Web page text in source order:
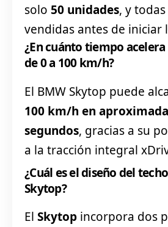
solo 50 unidades, y
vendidas antes de iniciar
¿En cuánto tiempo
de 0 a 100 km/h?
El BMW Skytop puede
100 km/h en
segundos, gracias a su
a la tracción integral
¿Cuál es el diseño del
Skytop?
El Skytop incorpora dos